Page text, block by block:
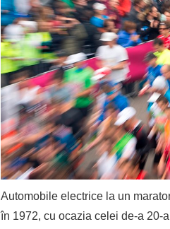
Automobile electrice la un
în 1972, cu ocazia celei de-a 20-